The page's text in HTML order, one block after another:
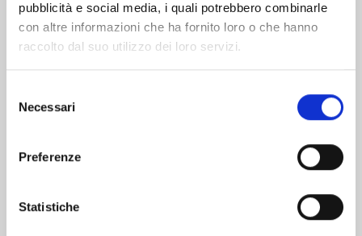
pubblicità e social media, i quali potrebbero combinarle
con altre informazioni che ha fornito loro o che hanno
raccolto dal suo utilizzo dei loro servizi.
delNecessari
Preferenze
Statistiche